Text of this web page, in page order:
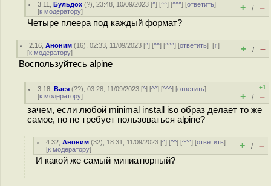
3.11 ,Бульдох (?), 23:48, 10/09/2023 [^] [^^] [^^^] [ответить]
[к модератору] + / –
Четыре плеера под каждый формат?
2.16 ,Аноним (16), 02:33, 11/09/2023 [^] [^^] [^^^] [ответить][↑]
[к модератору] + / –
Воспользуйтесь alpine
3.18 ,Вася (??), 03:28, 11/09/2023 [^] [^^] [^^^] [ответить]
[к модератору]
+1
+ / –
зачем, если любой minimal install iso образ делает то же
самое, но не требует пользоваться alpine?
4.32 ,Аноним (32), 18:31, 11/09/2023 [^] [^^] [^^^] [ответить]
[к модератору] + / –
И какой же самый миниатюрный?